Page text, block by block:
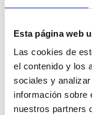
Esta página web
Las cookies de
el contenido y los
sociales y
información sobre
nuestros partners
Módulo de
Estemódulo de
los
del viaje,
reserva para
sencilla y